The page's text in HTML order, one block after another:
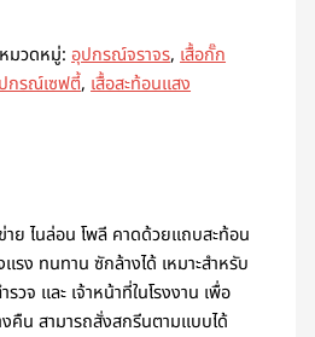
หมวดหมู่:อุปกรณ์จราจร,เสื้อกั๊ก
กรณ์เซฟตี้,เสื้อสะท้อนแสง
าย ไนล่อน โพลี คาดด้วยแถบสะท้อน
รง ทนทาน ซักล้างได้ เหมาะสำหรับ
วจ และ เจ้าหน้าที่ในโรงงาน เพื่อ
คืน สามารถสั่งสกรีนตามแบบได้